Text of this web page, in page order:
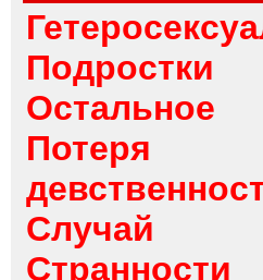
Подростки
Остальное
Потеря
Случай
Странности